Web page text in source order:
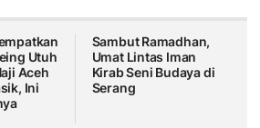
Utuh
Aceh
Ini
Sambut Ramadhan,
Umat Lintas Iman
Kirab Seni Budaya di
Serang